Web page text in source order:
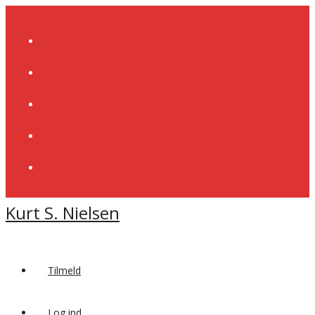
Kurt S. Nielsen
Tilmeld